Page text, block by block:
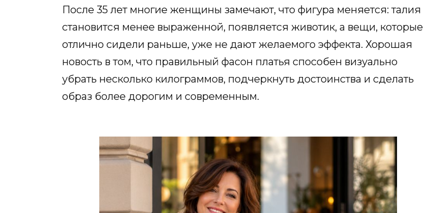
После 35 лет многие женщины замечают, что фигура меняется: талия
становится менее выраженной, появляется животик, а вещи, которые
отлично сидели раньше, уже не дают желаемого эффекта. Хорошая
новость в том, что правильный фасон платья способен визуально
убрать несколько килограммов, подчеркнуть достоинства и сделать
образ более дорогим и современным.